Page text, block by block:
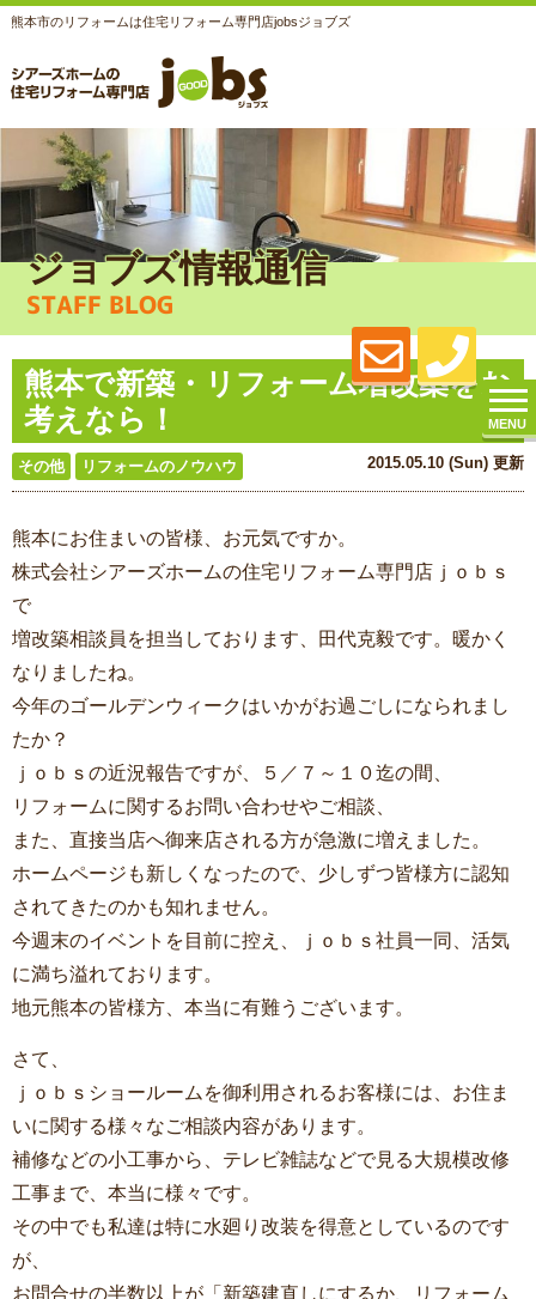
熊本市のリフォームは住宅リフォーム専門店jobsジョブズ
MENU
ジョブズ情報通信
STAFF BLOG
熊本で新築・リフォーム増改築をお
考えなら！
その他 リフォームのノウハウ 2015.05.10 (Sun) 更新
熊本にお住まいの皆様、お元気ですか。
株式会社シアーズホームの住宅リフォーム専門店ｊｏｂｓ
で
増改築相談員を担当しております、田代克毅です。暖かく
なりましたね。
今年のゴールデンウィークはいかがお過ごしになられまし
たか？
ｊｏｂｓの近況報告ですが、５／７～１０迄の間、
リフォームに関するお問い合わせやご相談、
また、直接当店へ御来店される方が急激に増えました。
ホームページも新しくなったので、少しずつ皆様方に認知
されてきたのかも知れません。
今週末のイベントを目前に控え、ｊｏｂｓ社員一同、活気
に満ち溢れております。
地元熊本の皆様方、本当に有難うございます。
さて、
ｊｏｂｓショールームを御利用されるお客様には、お住ま
いに関する様々なご相談内容があります。
補修などの小工事から、テレビ雑誌などで見る大規模改修
工事まで、本当に様々です。
その中でも私達は特に水廻り改装を得意としているのです
が、
お問合せの半数以上が「新築建直しにするか、リフォーム